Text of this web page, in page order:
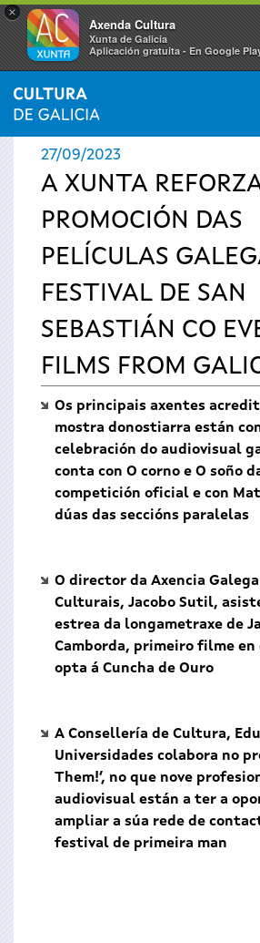
×
Axenda Cultura
Xunta de Galicia
Aplicación gratuíta - En Google
Vostede
está
aquí
INICIO › ACTUALIDADE
27/09/2023
A XUNTA
PROMOCIÓN DAS
PELÍCULAS
FESTIVAL DE SAN
SEBASTIÁN CO
FILMS FROM
Os principais axentes
mostra donostiarra están
celebración do audiovisual
conta con O corno e O soño
competición oficial e con
dúas das seccións paralelas
O director da Axencia
Culturais, Jacobo Sutil,
estrea da longametraxe de
Camborda, primeiro filme en
opta á Cuncha de Ouro
A Consellería de Cultura,
Universidades colabora no
Them!’, no que nove
audiovisual están a ter a
ampliar a súa rede de
festival de primeira man